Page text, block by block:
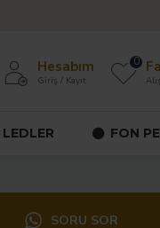
Hesabım
Giriş / Kayıt
0
FON
SORU SOR